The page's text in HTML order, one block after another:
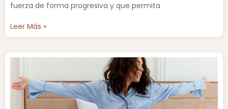
fuerza de forma progresiva y que permita
Leer Más »